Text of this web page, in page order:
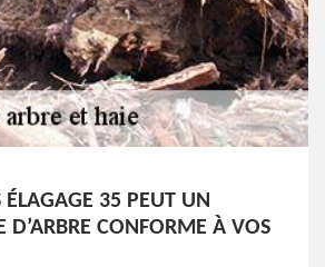
ÉLAGAGE 35 PEUT UN
D’ARBRE CONFORME À VOS